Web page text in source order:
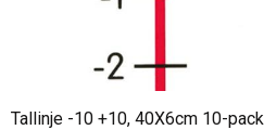
Tallinje -10 +10, 40X6cm 10-pack